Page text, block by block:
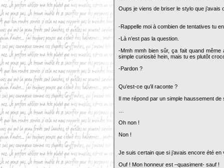
Oups je viens de briser le stylo que
-Rappelle moi à combien de tentatives tu
-Là n’est pas la question.
-Mmh mmh bien sûr, ça fait quand
simple curiosité hein, mais tu es plutôt
-Pardon ?
Qu’est-ce qu’il raconte ?
Il me répond par un simple haussement
Oh non !
Non !
Je suis certain que si j’avais encore été
Ouf ! Mon honneur est –quasiment- sauf !